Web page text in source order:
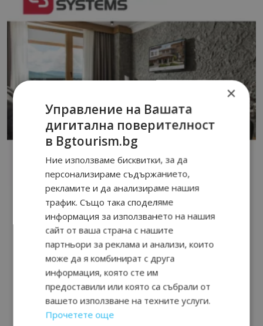
×
Управление на Вашата
дигитална поверителност
в Bgtourism.bg
Ние използваме бисквитки, за да
персонализираме съдържанието,
рекламите и да анализираме нашия
трафик. Също така споделяме
информация за използването на нашия
сайт от ваша страна с нашите
партньори за реклама и анализи, които
може да я комбинират с друга
информация, която сте им
предоставили или която са събрали от
вашето използване на техните услуги.
Прочетете още